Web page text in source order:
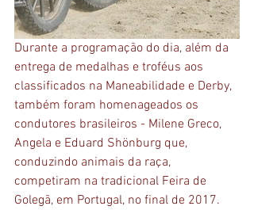
Durante a programação do dia, além da
entrega de medalhas e troféus aos
classificados na Maneabilidade e Derby,
também foram homenageados os
condutores brasileiros - Milene Greco,
Angela e Eduard Shönburg que,
conduzindo animais da raça,
competiram na tradicional Feira de
Golegã, em Portugal, no final de 2017.